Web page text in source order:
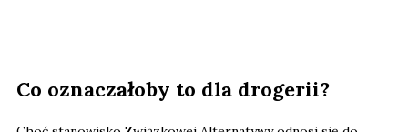
Co oznaczałoby to dla drogerii?